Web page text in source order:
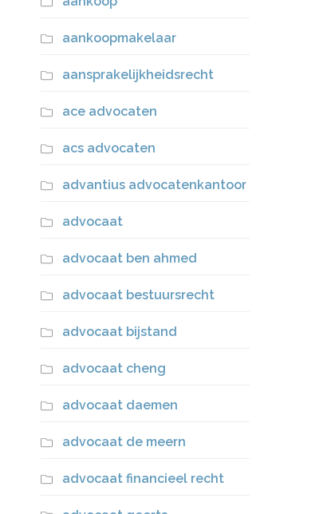
aankoopmakelaar
aansprakelijkheidsrecht
ace advocaten
acs advocaten
advantius advocatenkantoor
advocaat
advocaat ben ahmed
advocaat bestuursrecht
advocaat bijstand
advocaat cheng
advocaat daemen
advocaat de meern
advocaat financieel recht